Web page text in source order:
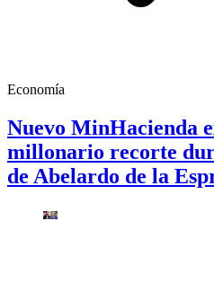
Economía
Nuevo MinHacienda
millonario recorte
de Abelardo de la